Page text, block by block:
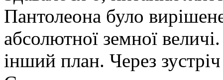
Пантолеона було
абсолютної земної
інший план. Через